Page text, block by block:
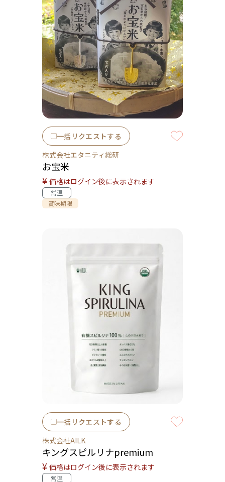
一括リクエストする
株式会社エタニティ総研
お宝米
¥ 価格はログイン後に表示されます
常温
賞味期限
一括リクエストする
株式会社AILK
キングスピルリナpremium
¥ 価格はログイン後に表示されます
常温